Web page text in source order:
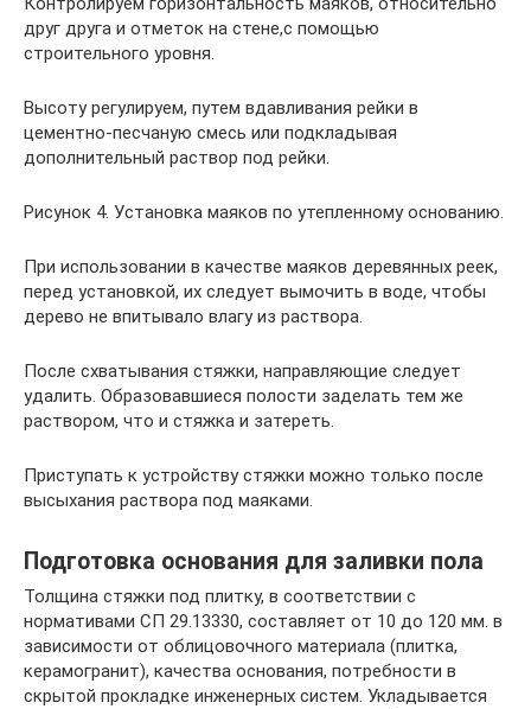
друг друга и отметок на стене,с помощью
строительного уровня.
Высоту регулируем, путем вдавливания рейки в
цементно-песчаную смесь или подкладывая
дополнительный раствор под рейки.
Рисунок 4. Установка маяков по утепленному основанию.
При использовании в качестве маяков деревянных реек,
перед установкой, их следует вымочить в воде, чтобы
дерево не впитывало влагу из раствора.
После схватывания стяжки, направляющие следует
удалить. Образовавшиеся полости заделать тем же
раствором, что и стяжка и затереть.
Приступать к устройству стяжки можно только после
высыхания раствора под маяками.
Подготовка основания для заливки пола
Толщина стяжки под плитку, в соответствии с
нормативами СП 29.13330, составляет от 10 до 120 мм. в
зависимости от облицовочного материала (плитка,
керамогранит), качества основания, потребности в
скрытой прокладке инженерных систем. Укладывается